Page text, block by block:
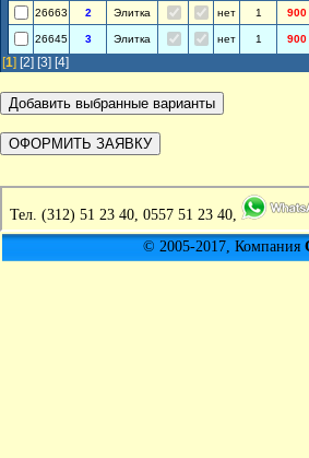
26663 2 Элитка нет 1 900
26645 3 Элитка нет 1 900
[1] [2] [3] [4]
Тел. (312) 51 23 40, 0557 51 23 40,
© 2005-2017, Компания